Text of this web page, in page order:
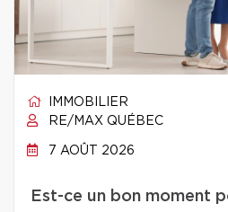
IMMOBILIER
RE/MAX QUÉBEC
7 AOÛT 2026
Est-ce un bon moment